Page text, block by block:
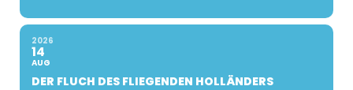
2026
14
AUG
DER FLUCH DES FLIEGENDEN HOLLÄNDERS